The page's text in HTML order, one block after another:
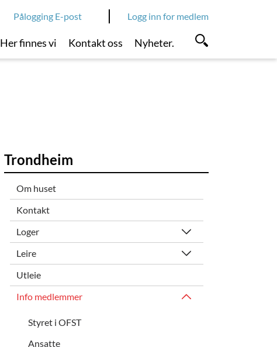
Logg inn for medlem
Pålogging E-post
Her finnes vi Kontakt oss Nyheter.
Trondheim
Om huset
Kontakt
Loger
Leire
Utleie
Info medlemmer
Styret i OFST
Ansatte